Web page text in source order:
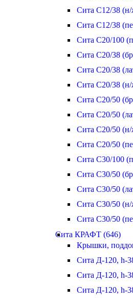
Сита С12/38 (н/
Сита С12/38
Сита С20/100
Сита С20/38
Сита С20/38
Сита С20/38 (н/
Сита С20/50
Сита С20/50
Сита С20/50 (н/
Сита С20/50
Сита С30/100
Сита С30/50
Сита С30/50
Сита С30/50 (н/
Сита С30/50
Сита КРАФТ (646)
Крышки,
Сита Д-120, h-
Сита Д-120, h-
Сита Д-120, h-